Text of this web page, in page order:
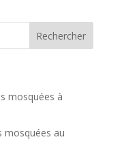
mosquées à
mosquées au